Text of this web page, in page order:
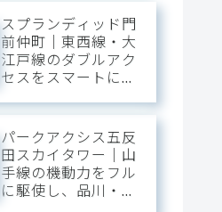
スプランディッド門
前仲町｜東西線・大
江戸線のダブルアク
セスをスマートに操
橋・六本木へ一直
線。下町の粋と隅田
川の静穏に還る、洗
練のアーバン・ベー
ス。
パークアクシス五反
田スカイタワー｜山
手線の機動力をフル
に駆使し、品川・渋